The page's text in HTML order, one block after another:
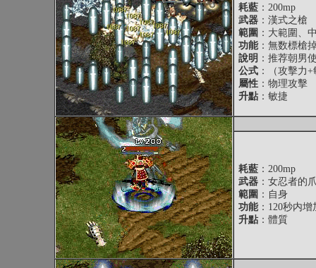
耗藍 ：200mp
武器 ：漢式之槍
範圍 ：大範圍、
功能：無数標槍
說明 ：推荐朝男
公式 ：（攻擊力
屬性 ：物理攻擊
升點 ：敏捷
耗藍 ：200mp
武器 ：女忍者的
範圍 ：自身
功能：120秒内
升點 ：體質